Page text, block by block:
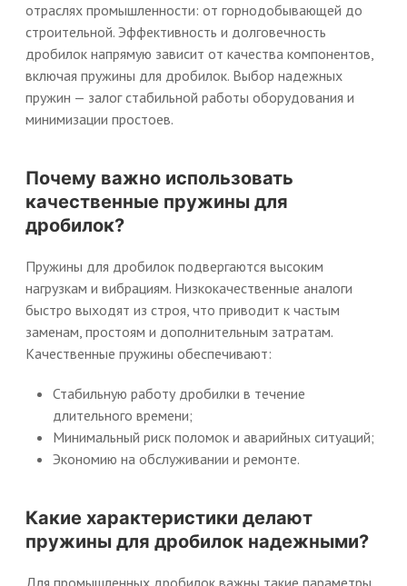
отраслях промышленности: от горнодобывающей до
строительной. Эффективность и долговечность
дробилок напрямую зависит от качества компонентов,
включая пружины для дробилок. Выбор надежных
пружин — залог стабильной работы оборудования и
минимизации простоев.
Почему важно использовать
качественные пружины для
дробилок?
Пружины для дробилок подвергаются высоким
нагрузкам и вибрациям. Низкокачественные аналоги
быстро выходят из строя, что приводит к частым
заменам, простоям и дополнительным затратам.
Качественные пружины обеспечивают:
Стабильную работу дробилки в течение
длительного времени;
Минимальный риск поломок и аварийных ситуаций;
Экономию на обслуживании и ремонте.
Какие характеристики делают
пружины для дробилок надежными?
Для промышленных дробилок важны такие параметры,